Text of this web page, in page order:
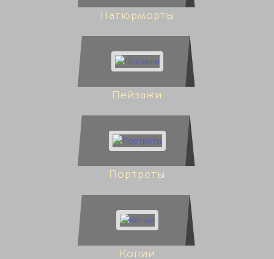
Натюрморты
Пейзажи
Портреты
Копии